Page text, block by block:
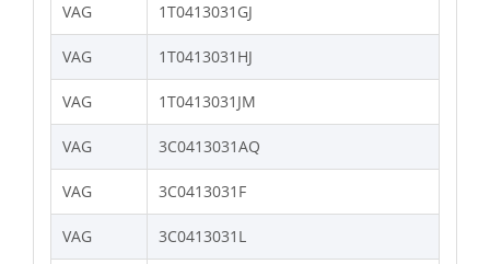
VAG 1T0413031GJ
VAG 1T0413031HJ
VAG 1T0413031JM
VAG 3C0413031AQ
VAG 3C0413031F
VAG 3C0413031L